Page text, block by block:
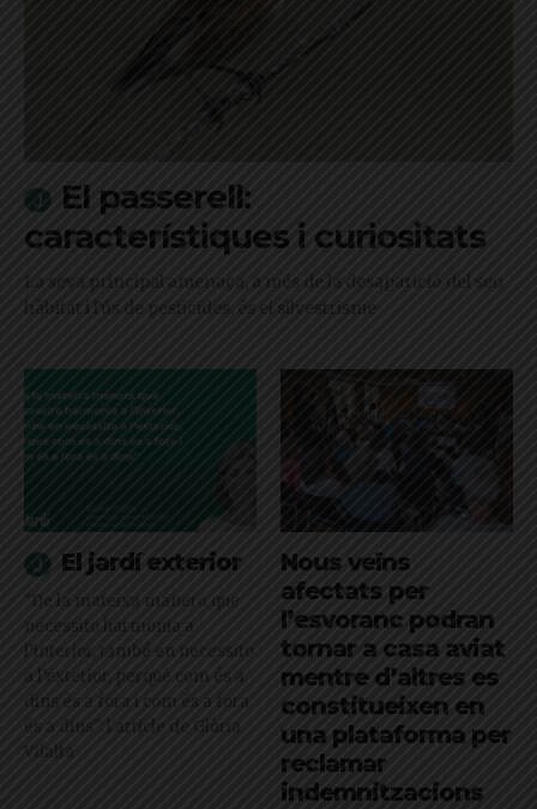
El passerell:
característiques i curiositats
La seva principal amenaça, a més de la desaparició del seu
hàbitat i l'ús de pesticides, és el silvestrisme
El jardí exterior
"De la mateixa manera que
necessito harmonia a
l’interior, també en necessito
a l’exterior, perquè com és a
dins és a fora i com és a fora
és a dins": l'article de Glòria
Vilalta
Nous veïns
afectats per
l’esvoranc podran
tornar a casa aviat
mentre d’altres es
constitueixen en
una plataforma per
reclamar
indemnitzacions